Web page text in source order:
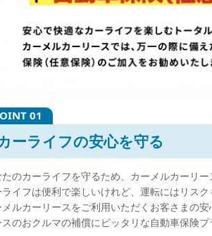
ーライフの安心を守る
たのカーライフを守るため、カーメルカーリ
ライフは便利で楽しいけれど、運転にはリス
メルカーリースをご利用いただくお客さまの
スのおクルマの補償にピッタリな自動車保険